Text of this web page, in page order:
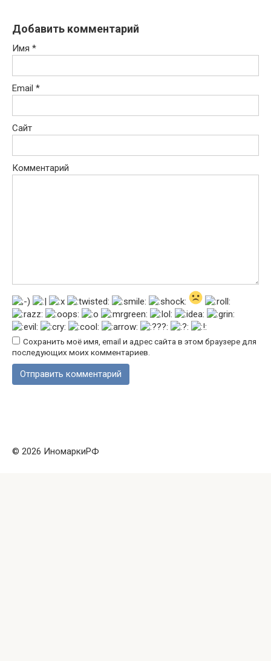
Добавить комментарий
Имя *
Email *
Сайт
Комментарий
Сохранить моё имя, email и адрес сайта в этом браузере для
последующих моих комментариев.
© 2026 ИномаркиРФ